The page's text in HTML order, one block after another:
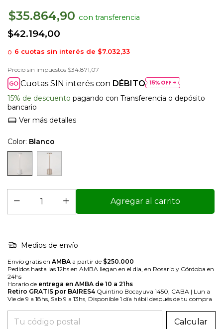
$35.864,90 con
$42.194,00
Cuotas SIN interés con DÉBITO
Precio sin impuestos $34.871,07
6 cuotas sin interés de $7.032,33
15% de descuento pagando con Transferencia o depósito
bancario
Ver más detalles
Color: Blanco
Medios de envío
Envío gratis en AMBA a partir de $250.000
Pedidos hasta las 12hs en AMBA llegan en el dia, en Rosario y Córdoba en
24hs
Horario de entrega en AMBA de 10 a 21hs
Retiro GRATIS por BAIRES4 Quintino Bocayuva 1450, CABA | Lun a
Vie de 9 a 18hs, Sab 9 a 13hs, Disponible 1 día hábil después de tu compra
Entregas para el CP:
Calcular